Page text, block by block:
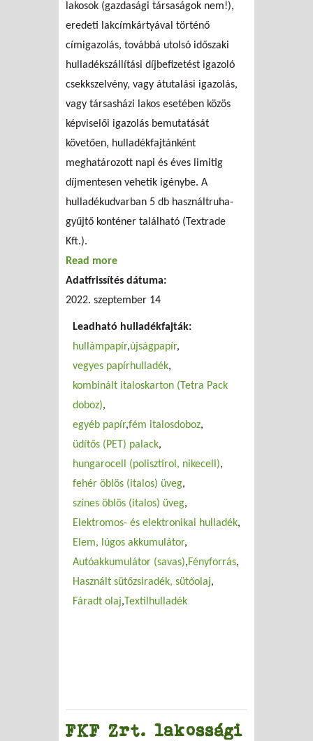
lakosok (gazdasági társaságok nem!),
eredeti lakcímkártyával történő
címigazolás, továbbá utolsó időszaki
hulladékszállítási díjbefizetést igazoló
csekkszelvény, vagy átutalási igazolás,
vagy társasházi lakos esetében közös
képviselői igazolás bemutatását
követően, hulladékfajtánként
meghatározott napi és éves limitig
díjmentesen vehetik igénybe. A
hulladékudvarban 5 db használtruha-
gyűjtő konténer található (Textrade
Kft.).
Read more
udvar (XV.)
Adatfrissítés dátuma:
2022. szeptember 14
Leadható hulladékfajták:
hullámpapír újságpapír
vegyes papírhulladék
kombinált italoskarton (Tetra Pack
doboz)
egyéb papír fém italosdoboz
üdítős (PET) palack
hungarocell (polisztirol, nikecell)
fehér öblös (italos) üveg
színes öblös (italos) üveg
Elektromos- és elektronikai hulladék
Elem, lúgos akkumulátor
Autóakkumulátor (savas) Fényforrás
Használt sütőzsiradék, sütőolaj
Fáradt olaj Textilhulladék
FKF Zrt. lakossági